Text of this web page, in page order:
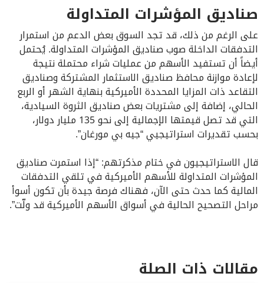
صناديق المؤشرات المتداولة
على الرغم من ذلك، قد تجد السوق بعض الدعم من استمرار
التدفقات الداخلة صوب صناديق المؤشرات المتداولة. يُحتمل
أيضاً أن تستفيد الأسهم من عمليات شراء محتملة نتيجة
لإعادة موازنة محافظ صناديق الاستثمار المشتركة وصناديق
التقاعد ذات المزايا المحددة الأميركية بنهاية الشهر أو الربع
الحالي، إضافة إلى مشتريات بعض صناديق الثروة السيادية،
التي قد تصل قيمتها الإجمالية إلى نحو 135 مليار دولار،
بحسب تقديرات استراتيجيي “جيه بي مورغان”.
قال الاستراتيجيون في ختام مذكرتهم: “إذا استمرت صناديق
المؤشرات المتداولة للأسهم الأميركية في تلقي التدفقات
المالية كما حدث حتى الآن، فهناك فرصة جيدة بأن تكون أسوأ
مراحل التصحيح الحالية في أسواق الأسهم الأميركية قد ولّت”.
مقالات ذات الصلة